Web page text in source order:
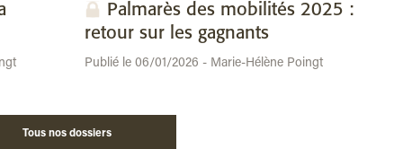
Palmarès des mobilités 2025 :
retour sur les gagnants
Publié le 06/01/2026 - Marie-Hélène Poingt
Tous nos dossiers